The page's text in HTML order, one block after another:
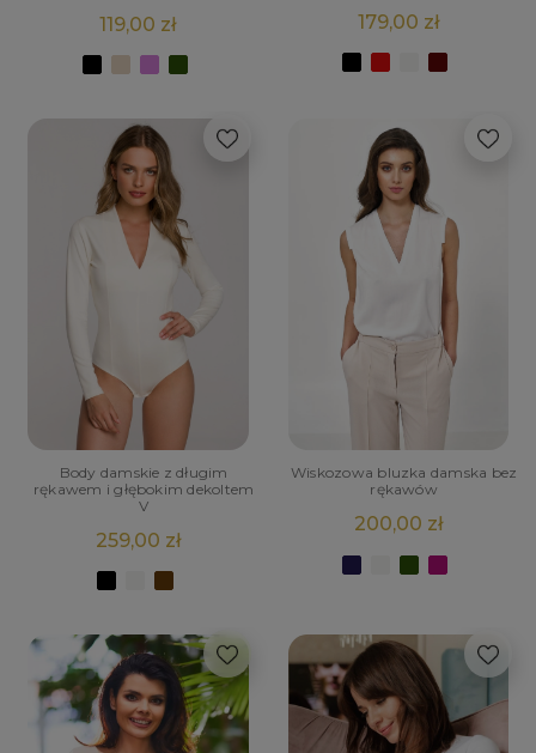
119,00 zł 179,00 zł
Body damskie z długim
rękawem i głębokim dekoltem
V
259,00 zł
Wiskozowa bluzka damska bez
rękawów
200,00 zł